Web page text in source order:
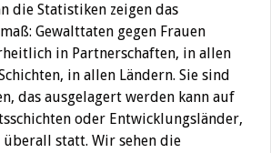
die Statistiken zeigen das
Gewalttaten gegen Frauen
in Partnerschaften, in allen
in allen Ländern. Sie sind
das ausgelagert werden kann auf
oder Entwicklungsländer,
statt. Wir sehen die